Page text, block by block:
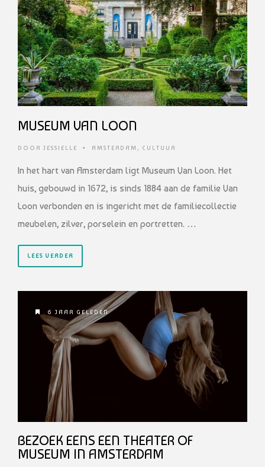
MUSEUM VAN LOON
DOOR JESSIELLE • AMSTERDAM , CULTUUR
In het hart van Amsterdam ligt Museum Van Loon. Het
huis, gebouwd in 1672, is sinds 1884 aan de familie Van
Loon verbonden en is ingericht met de familiecollectie
meubelen, zilver, porselein en portretten. …
LEES VERDER
6 JAAR GELEDEN
BEZOEK EENS EEN THEATER OF
MUSEUM IN AMSTERDAM